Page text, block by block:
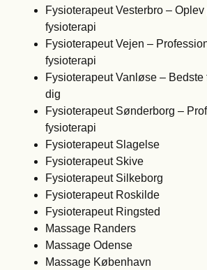
Fysioterapeut Vesterbro – Oplev
fysioterapi
Fysioterapeut Vejen –
fysioterapi
Fysioterapeut Vanløse –
dig
Fysioterapeut Sønderborg –
fysioterapi
Fysioterapeut Slagelse
Fysioterapeut Skive
Fysioterapeut Silkeborg
Fysioterapeut Roskilde
Fysioterapeut Ringsted
Massage Randers
Massage Odense
Massage København